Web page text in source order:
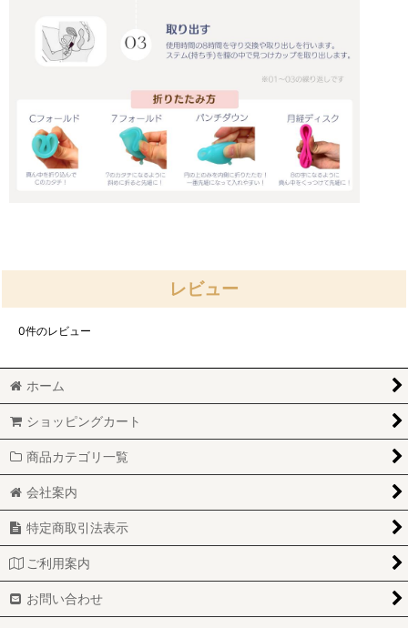
レビュー
0件のレビュー
ホーム
ショッピングカート
商品カテゴリ一覧
会社案内
特定商取引法表示
ご利用案内
お問い合わせ